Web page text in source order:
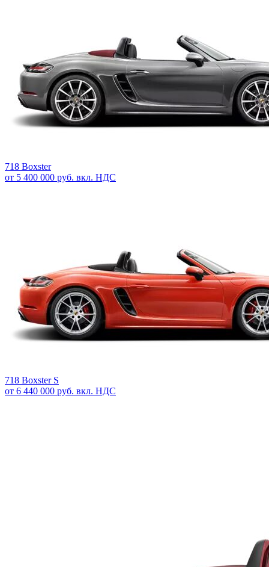
718 Boxster
от 5 400 000 руб. вкл. НДС
718 Boxster S
от 6 440 000 руб. вкл. НДС